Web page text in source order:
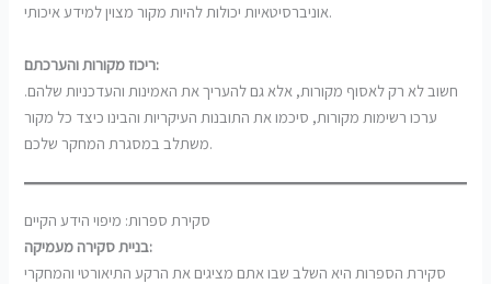
אוניברסיטאיות יכולות להיות מקור מצוין למידע איכותי.
ריכוז מקורות והערכתם:
חשוב לא רק לאסוף מקורות, אלא גם להעריך את האמינות והעדכניות שלהם.
ערכו רשימות מקורות, סיכמו את התובנות העיקריות והבינו כיצד כל מקור
משתלב במסגרת המחקר שלכם.
סקירת ספרות: מיפוי הידע הקיים
בניית סקירה מעמיקה:
סקירת הספרות היא השלב שבו אתם מציגים את הרקע התיאורטי והמחקרי